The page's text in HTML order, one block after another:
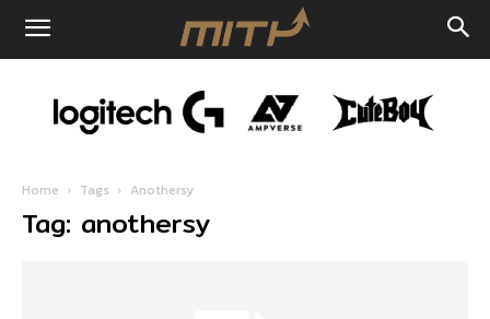
Home Tags Anothersy
Tag: anothersy